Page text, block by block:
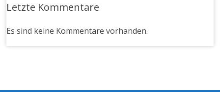
Letzte Kommentare
Es sind keine Kommentare vorhanden.